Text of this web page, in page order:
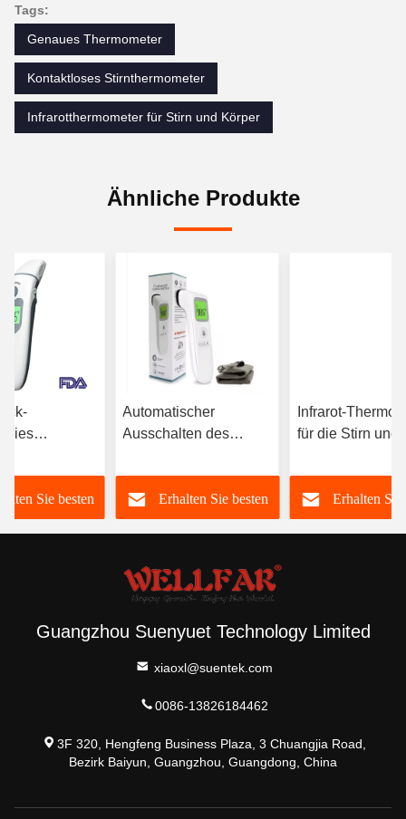
Tags:
Genaues Thermometer
Kontaktloses Stirnthermometer
Infrarotthermometer für Stirn und Körper
Ähnliche Produkte
Sie besten
Automatischer
Ausschalten des
Stirnthermometers
3VDC mit
Farbwechselbildschirm
Erhalten Sie besten
Infrarot-
für die Stirn und
Sekunden
automatischer
Ausschaltung
Erhalten Sie
Guangzhou Suenyuet Technology Limited
xiaoxl@suentek.com
0086-13826184462
3F 320, Hengfeng Business Plaza, 3 Chuangjia Road,
Bezirk Baiyun, Guangzhou, Guangdong, China